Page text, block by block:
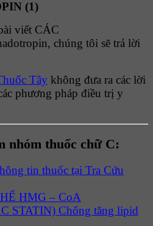
viết CÁC
chúng tôi sẽ trả lời
Tây không đưa ra các lời
phương pháp điều trị y
nhóm thuốc chữ C:
tin thuốc tại Tra Cứu
HMG – CoA
STATIN) Chống tăng lipid